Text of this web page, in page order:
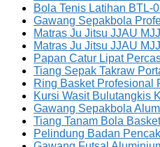
Bola Tenis Latihan BTL-
Gawang Sepakbola
Matras Ju Jitsu JJAU
Matras Ju Jitsu JJAU
Papan Catur Lipat
Tiang Sepak Takraw
Ring Basket Profesional
Kursi Wasit Bulutangkis
Gawang Sepakbola
Tiang Tanam Bola
Pelindung Badan